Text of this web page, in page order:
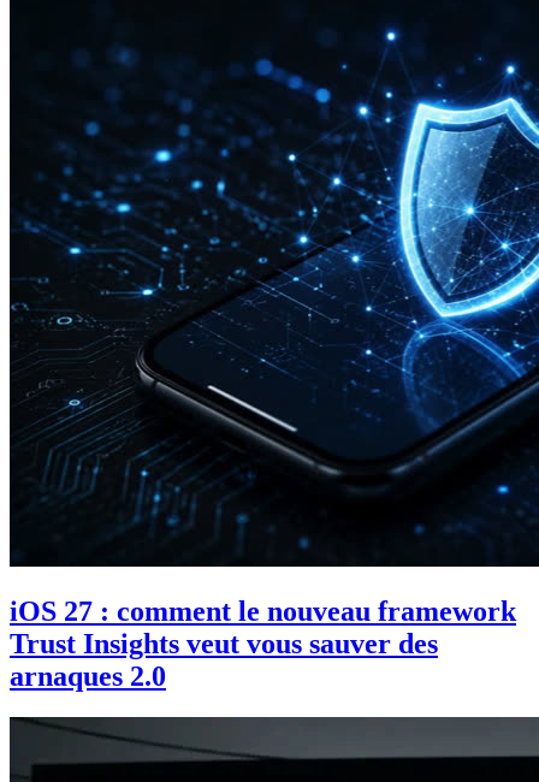
iOS 27 : comment le nouveau framework
Trust Insights veut vous sauver des
arnaques 2.0